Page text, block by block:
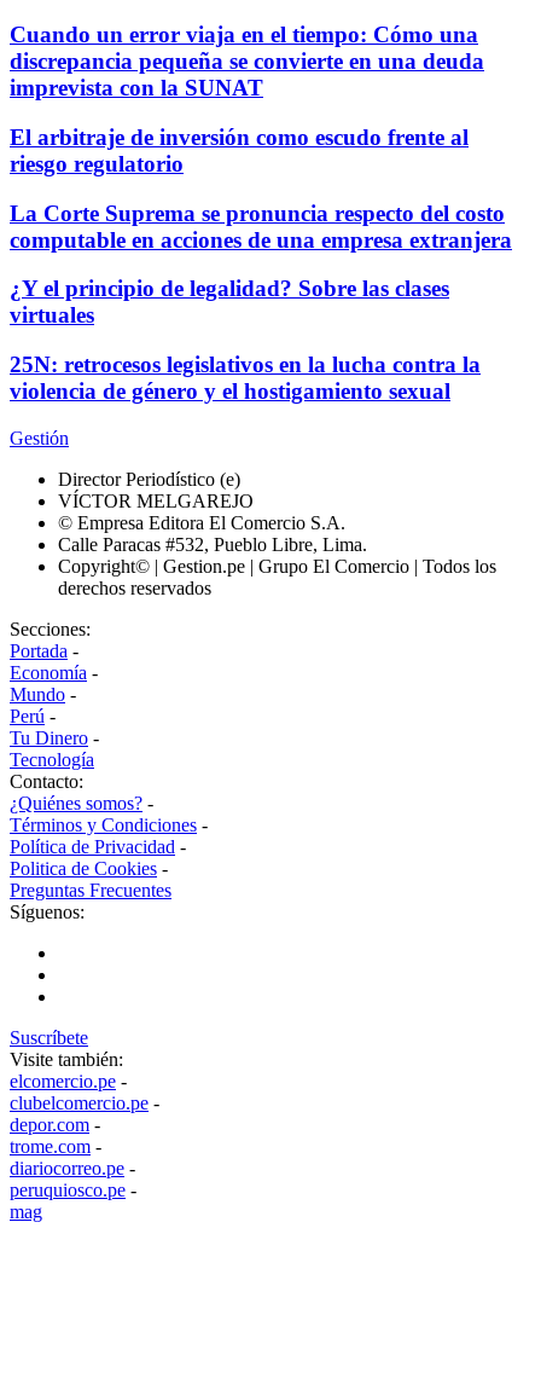
Cuando un error viaja en el tiempo: Cómo una
discrepancia pequeña se convierte en una deuda
imprevista con la SUNAT
El arbitraje de inversión como escudo frente al
riesgo regulatorio
La Corte Suprema se pronuncia respecto del costo
computable en acciones de una empresa extranjera
¿Y el principio de legalidad? Sobre las clases
virtuales
25N: retrocesos legislativos en la lucha contra la
violencia de género y el hostigamiento sexual
Gestión
Director Periodístico (e)
VÍCTOR MELGAREJO
© Empresa Editora El Comercio S.A.
Calle Paracas #532, Pueblo Libre, Lima.
Copyright© | Gestion.pe | Grupo El Comercio | Todos los
derechos reservados
Secciones:
Portada -
Economía -
Mundo -
Perú -
Tu Dinero -
Tecnología
Contacto:
¿Quiénes somos? -
Términos y Condiciones -
Política de Privacidad -
Politica de Cookies -
Preguntas Frecuentes
Síguenos:
Suscríbete
Visite también:
elcomercio.pe -
clubelcomercio.pe -
depor.com -
trome.com -
diariocorreo.pe -
peruquiosco.pe -
mag